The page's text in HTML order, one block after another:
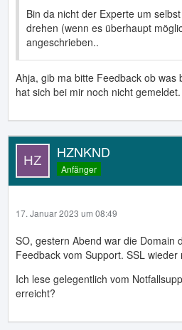
Bin da nicht der Experte um
drehen (wenn es überhaupt
angeschrieben..
Ahja, gib ma bitte Feedback ob was
hat sich bei mir noch nicht gemeldet.
HZNKND
Anfänger
17. Januar 2023 um 08:49
SO, gestern Abend war die Domain
Feedback vom Support. SSL wieder
Ich lese gelegentlich vom
erreicht?